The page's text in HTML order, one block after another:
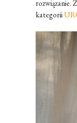
rozwiązanie.
kategorii